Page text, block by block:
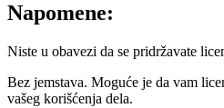
Napomene:
Niste u obavezi da se pridržavate
Bez jemstava. Moguće je da vam
vašeg korišćenja dela.